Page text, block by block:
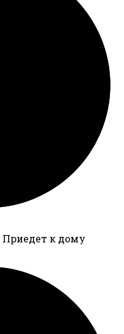
Приедет к дому